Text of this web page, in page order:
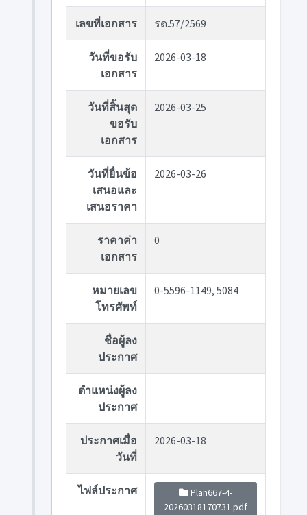
เลขที่เอกสาร รด.57/2569
วันที่ขอรับ
เอกสาร
2026-03-18
วันที่สิ้นสุด
ขอรับ
เอกสาร
2026-03-25
วันที่ยื่นข้อ
เสนอและ
เสนอราคา
2026-03-26
ราคาค่า
เอกสาร
0
หมายเลข
โทรศัพท์
0-5596-1149, 5084
ชื่อผู้ลง
ประกาศ
ตำแหน่งผู้ลง
ประกาศ
ประกาศเมื่อ
วันที่
2026-03-18
ไฟล์ประกาศ
Plan667-4-
20260318170731.pdf